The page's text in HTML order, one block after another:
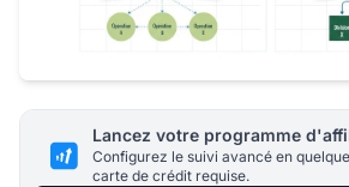
Lancez votre programme
Configurez le suivi avancé en
carte de crédit requise.